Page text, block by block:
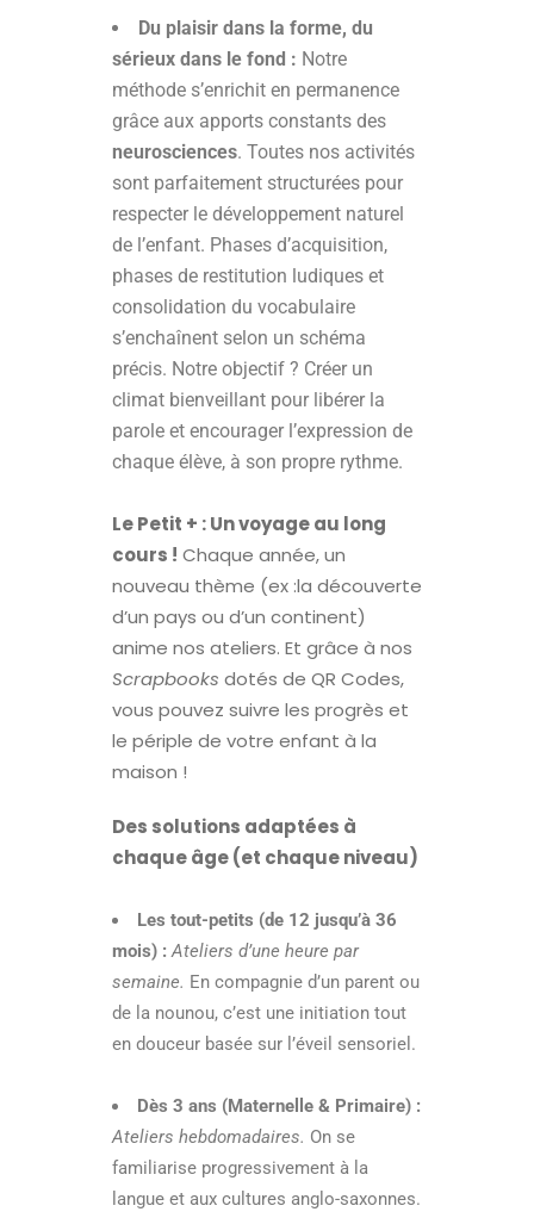
Du plaisir dans la forme, du
sérieux dans le fond : Notre
méthode s’enrichit en permanence
grâce aux apports constants des
neurosciences. Toutes nos activités
sont parfaitement structurées pour
respecter le développement naturel
de l’enfant. Phases d’acquisition,
phases de restitution ludiques et
consolidation du vocabulaire
s’enchaînent selon un schéma
précis. Notre objectif ? Créer un
climat bienveillant pour libérer la
parole et encourager l’expression de
chaque élève, à son propre rythme.
Le Petit + : Un voyage au long
cours ! Chaque année, un
nouveau thème (ex :la découverte
d’un pays ou d’un continent)
anime nos ateliers. Et grâce à nos
Scrapbooks dotés de QR Codes,
vous pouvez suivre les progrès et
le périple de votre enfant à la
maison !
Des solutions adaptées à
chaque âge (et chaque niveau)
Les tout-petits (de 12 jusqu’à 36
mois) : Ateliers d’une heure par
semaine. En compagnie d’un parent ou
de la nounou, c’est une initiation tout
en douceur basée sur l’éveil sensoriel.
Dès 3 ans (Maternelle & Primaire) :
Ateliers hebdomadaires. On se
familiarise progressivement à la
langue et aux cultures anglo-saxonnes.